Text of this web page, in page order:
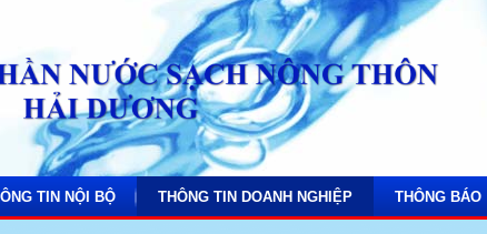
TIN NỘI BỘ THÔNG TIN DOANH NGHIỆP THÔNG BÁO